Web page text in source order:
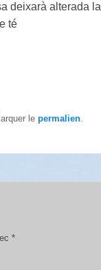
deixarà alterada la
té
le permalien.
*